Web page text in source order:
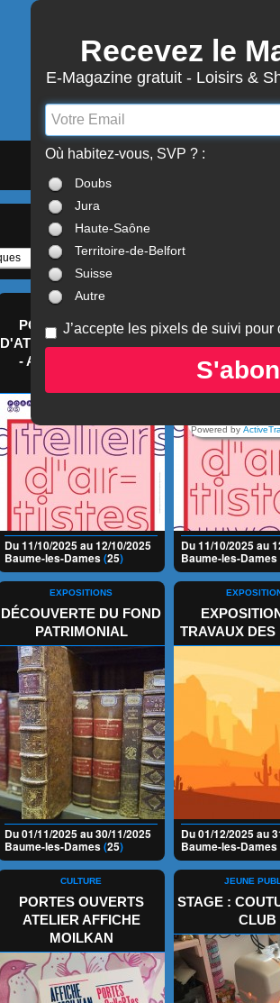
LeComtois.com - Culture & loisirs en
ACTUALITÉS
Actualités> Franche-Comté
CULTURE
PORTES OUVERTS
D'ATELIERS D'ARTISTES
- ATELIER AFFICHE
Du 11/10/2025 au 12/10/2025
Baume-les-Dames(25)
PORTES
- MAISON DES
Du 11/10/2025 au
Baume-les-Dames
EXPOSITIONS
DÉCOUVERTE DU FOND
PATRIMONIAL
Du 01/11/2025 au 30/11/2025
Baume-les-Dames(25)
TRAVAUX DES
Du 01/12/2025 au
Baume-les-Dames
CULTURE
PORTES OUVERTS
ATELIER AFFICHE
MOILKAN
JEUNE
STAGE :
CLUB
Recevez le
E-Magazine gratuit - Loisirs &
Où habitez-vous, SVP ? :
Doubs
Jura
Haute-Saône
Territoire-de-Belfort
Suisse
Autre
J’accepte les pixels de suivi
Powered by